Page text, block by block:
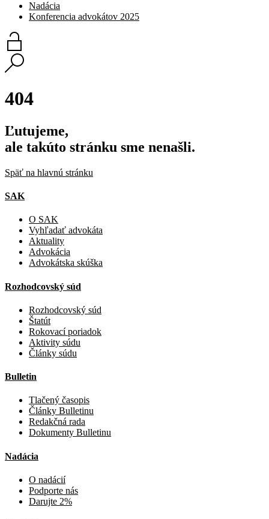
Nadácia
Konferencia advokátov 2025
404
Ľutujeme,
ale takúto stránku sme nenašli.
Späť na hlavnú stránku
SAK
O SAK
Vyhľadať advokáta
Aktuality
Advokácia
Advokátska skúška
Rozhodcovský súd
Rozhodcovský súd
Štatút
Rokovací poriadok
Aktivity súdu
Články súdu
Bulletin
Tlačený časopis
Články Bulletinu
Redakčná rada
Dokumenty Bulletinu
Nadácia
O nadácií
Podporte nás
Darujte 2%